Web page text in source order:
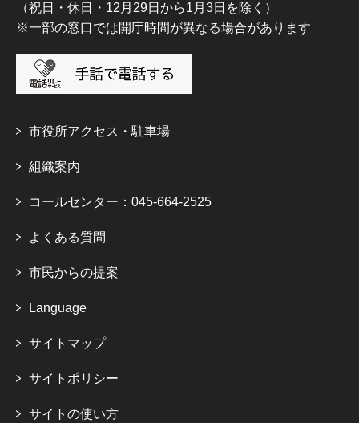
（祝日・休日・12月29日から1月3日を除く）
※一部の窓口では開庁時間が異なる場合があります
市役所アクセス・駐車場
組織案内
コールセンター：045-664-2525
よくある質問
市民からの提案
Language
サイトマップ
サイトポリシー
サイトの使い方